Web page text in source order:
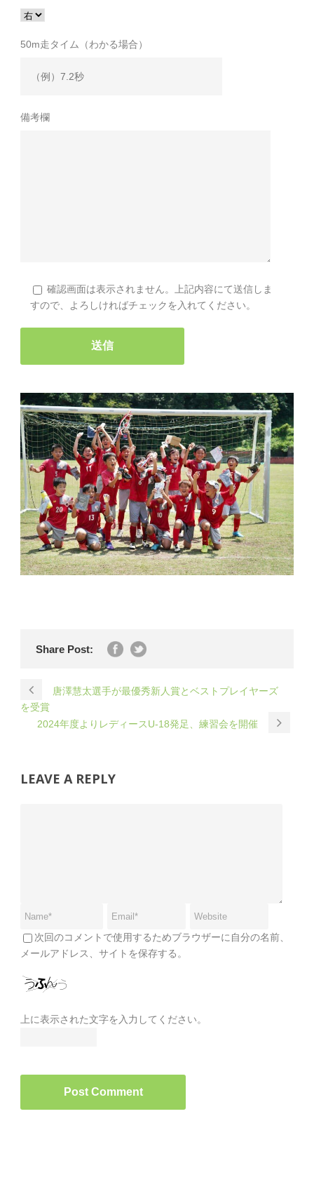
50m走タイム（わかる場合）
備考欄
確認画面は表示されません。上記内容にて送信しま
すので、よろしければチェックを入れてください。
Share Post:
唐澤慧太選手が最優秀新人賞とベストプレイヤーズ
を受賞
2024年度よりレディースU-18発足、練習会を開催
LEAVE A REPLY
次回のコメントで使用するためブラウザーに自分の名前、
メールアドレス、サイトを保存する。
上に表示された文字を入力してください。